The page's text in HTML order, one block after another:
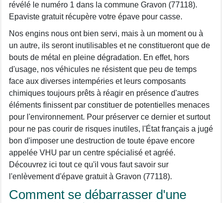
révélé le numéro 1 dans la commune Gravon (77118).
Epaviste gratuit récupère votre épave pour casse.
Nos engins nous ont bien servi, mais à un moment ou à
un autre, ils seront inutilisables et ne constitueront que de
bouts de métal en pleine dégradation. En effet, hors
d'usage, nos véhicules ne résistent que peu de temps
face aux diverses intempéries et leurs composants
chimiques toujours prêts à réagir en présence d'autres
éléments finissent par constituer de potentielles menaces
pour l'environnement. Pour préserver ce dernier et surtout
pour ne pas courir de risques inutiles, l'État français a jugé
bon d'imposer une destruction de toute épave encore
appelée VHU par un centre spécialisé et agréé.
Découvrez ici tout ce qu'il vous faut savoir sur
l'enlèvement d'épave gratuit à Gravon (77118).
Comment se débarrasser d'une